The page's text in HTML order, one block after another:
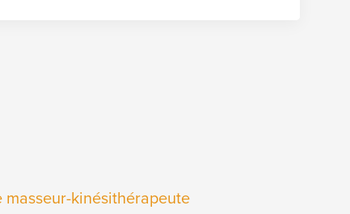
kinésithérapeute